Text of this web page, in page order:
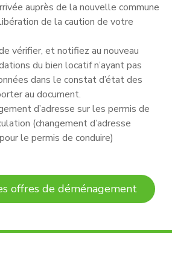
auprès de la nouvelle commune
de la caution de votre
vérifier, et notifiez au nouveau
du bien locatif n’ayant pas
dans le constat d’état des
au document.
d’adresse sur les permis de
(changement d’adresse
le permis de conduire)
offres de déménagement